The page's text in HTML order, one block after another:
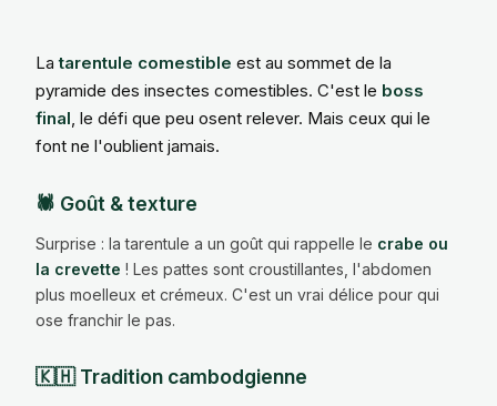
Latarentule comestible est au sommet de la
pyramide des insectes comestibles. C'est le boss
final, le défi que peu osent relever. Mais ceux qui le
font ne l'oublient jamais.
🕷️ Goût & texture
Surprise : la tarentule a un goût qui rappelle le crabe ou
la crevette ! Les pattes sont croustillantes, l'abdomen
plus moelleux et crémeux. C'est un vrai délice pour qui
ose franchir le pas.
🇰🇭 Tradition cambodgienne